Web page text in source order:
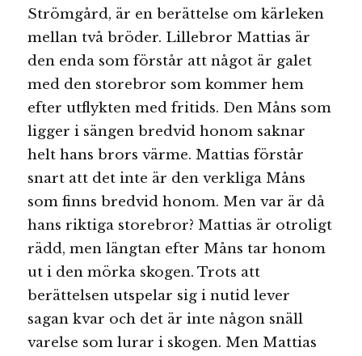
Strömgård, är en berättelse om kärleken
mellan två bröder. Lillebror Mattias är
den enda som förstår att något är galet
med den storebror som kommer hem
efter utflykten med fritids. Den Måns som
ligger i sängen bredvid honom saknar
helt hans brors värme. Mattias förstår
snart att det inte är den verkliga Måns
som finns bredvid honom. Men var är då
hans riktiga storebror? Mattias är otroligt
rädd, men längtan efter Måns tar honom
ut i den mörka skogen. Trots att
berättelsen utspelar sig i nutid lever
sagan kvar och det är inte någon snäll
varelse som lurar i skogen. Men Mattias